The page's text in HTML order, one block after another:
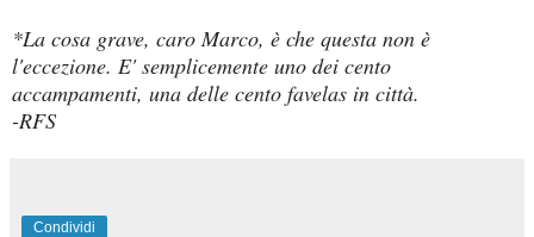
*La cosa grave, caro Marco, è che questa non è
l'eccezione. E' semplicemente uno dei cento
accampamenti, una delle cento favelas in città.
-RFS
Condividi